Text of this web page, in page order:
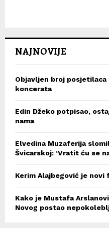
NAJNOVIJE
Objavljen broj
koncerata
Edin Džeko potpisao,
nama
Elvedina Muzaferija
Švicarskoj: ‘Vratit ću se
Kerim Alajbegović je
Kako je Mustafa
Novog postao